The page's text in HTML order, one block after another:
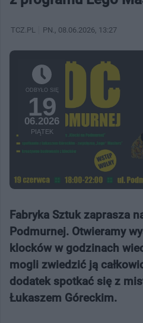
TCZ.PL PN. , 08.06.2026, 13:27
ODBYŁO SIĘ
19
06.2026
PIĄTEK
Fabryka Sztuk zaprasza
Podmurnej. Otwieramy
klocków w godzinach
mogli zwiedzić ją
dodatek spotkać się z
Łukaszem Góreckim.